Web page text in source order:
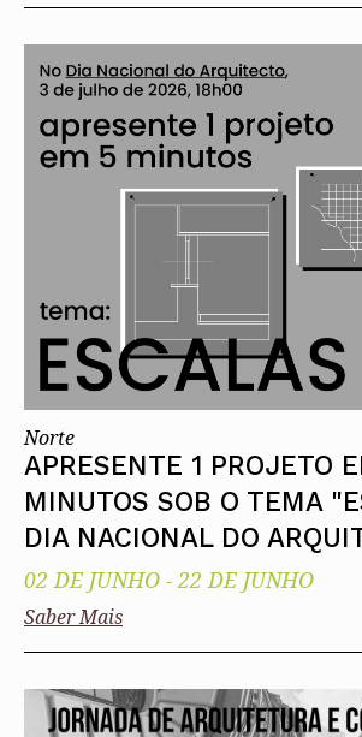
Norte
APRESENTE 1 PROJETO
MINUTOS SOB O TEMA
DIA NACIONAL DO
02 DE JUNHO -22 DE JUNHO
Saber Mais